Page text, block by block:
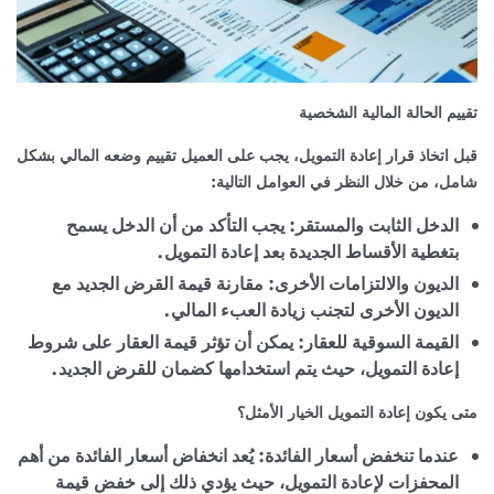
تقييم الحالة المالية الشخصية
قبل اتخاذ قرار إعادة التمويل، يجب على العميل تقييم وضعه المالي بشكل
شامل، من خلال النظر في العوامل التالية:
الدخل الثابت والمستقر: يجب التأكد من أن الدخل يسمح
بتغطية الأقساط الجديدة بعد إعادة التمويل.
الديون والالتزامات الأخرى: مقارنة قيمة القرض الجديد مع
الديون الأخرى لتجنب زيادة العبء المالي.
القيمة السوقية للعقار: يمكن أن تؤثر قيمة العقار على شروط
إعادة التمويل، حيث يتم استخدامها كضمان للقرض الجديد.
متى يكون إعادة التمويل الخيار الأمثل؟
عندما تنخفض أسعار الفائدة: يُعد انخفاض أسعار الفائدة من أهم
المحفزات لإعادة التمويل، حيث يؤدي ذلك إلى خفض قيمة